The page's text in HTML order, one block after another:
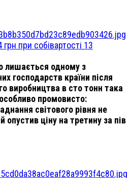
при собівартості 13
лишається одному з
господарств країни після
виробництва в сто тонн така
промовисто:
світового рівня не
опустив ціну на третину за пів